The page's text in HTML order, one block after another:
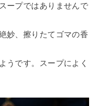
ープではありませんで
妙、擦りたてゴマの香
うです。スープによく